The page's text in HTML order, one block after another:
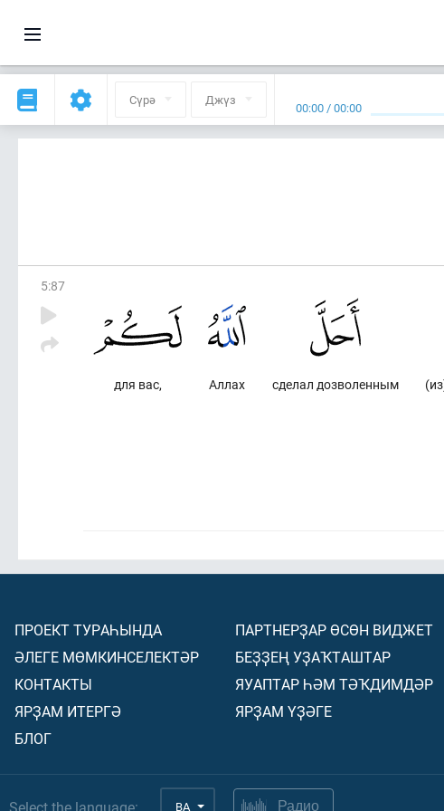
Сүрә Джүз 00:00 /00:00
5:87
сделал дозволенным
Аллах
для вас,
ПРОЕКТ ТУРАҺЫНДА
ӘЛЕГЕ МӨМКИНСЕЛЕКТӘР
КОНТАКТЫ
ЯРҘАМ ИТЕРГӘ
БЛОГ
ПАРТНЕРҘАР ӨСӨН ВИДЖЕТ
БЕҘҘЕҢ УҘАҠТАШТАР
ЯУАПТАР ҺӘМ ТӘҠДИМДӘР
ЯРҘАМ ҮҘӘГЕ
Select the language: BA Радио